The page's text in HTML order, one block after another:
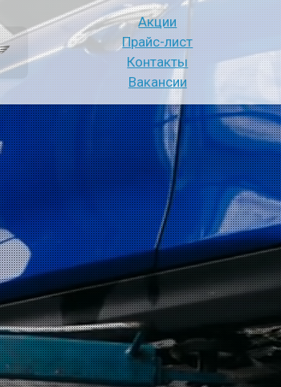
Акции
Прайс-лист
Контакты
Вакансии